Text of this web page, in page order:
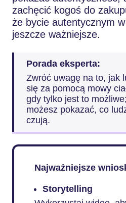
zachęcić kogoś do
że bycie autentycznym
jeszcze ważniejsze.
Porada eksperta:
Zwróć uwagę na to, jak
się za pomocą mowy
gdy tylko jest to
możesz pokazać, co
czują.
Najważniejsze
Storytelling